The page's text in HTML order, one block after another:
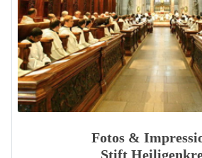
Fotos &
Stift